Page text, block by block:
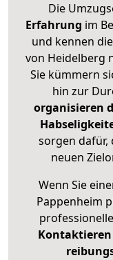
Die
Erfahrung im
und kennen
von Heidelberg
Sie kümmern
hin zur
organisieren
sorgen dafür,
neuen
Wenn Sie
Pappenheim
Kontaktieren